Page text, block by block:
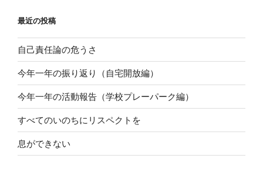
最近の投稿
自己責任論の危うさ
今年一年の振り返り（自宅開放編）
今年一年の活動報告（学校プレーパーク編）
すべてのいのちにリスペクトを
息ができない